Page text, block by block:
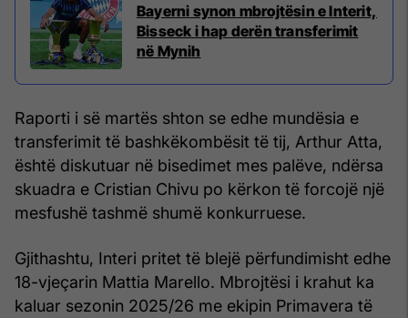
Bayerni synon mbrojtësin e Interit,
Bisseck i hap derën transferimit
në Mynih
Raporti i së martës shton se edhe mundësia e
transferimit të bashkëkombësit të tij, Arthur Atta,
është diskutuar në bisedimet mes palëve, ndërsa
skuadra e Cristian Chivu po kërkon të forcojë një
mesfushë tashmë shumë konkurruese.
Gjithashtu, Interi pritet të blejë përfundimisht edhe
18-vjeçarin Mattia Marello. Mbrojtësi i krahut ka
kaluar sezonin 2025/26 me ekipin Primavera të